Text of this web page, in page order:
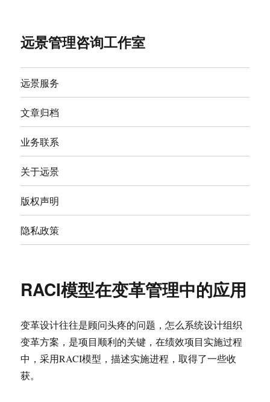
远景管理咨询工作室
远景服务
文章归档
业务联系
关于远景
版权声明
隐私政策
RACI模型在变革管理中的应用
变革设计往往是顾问头疼的问题，怎么系统设计组织
变革方案，是项目顺利的关键，在绩效项目实施过程
中，采用RACI模型，描述实施进程，取得了一些收
获。